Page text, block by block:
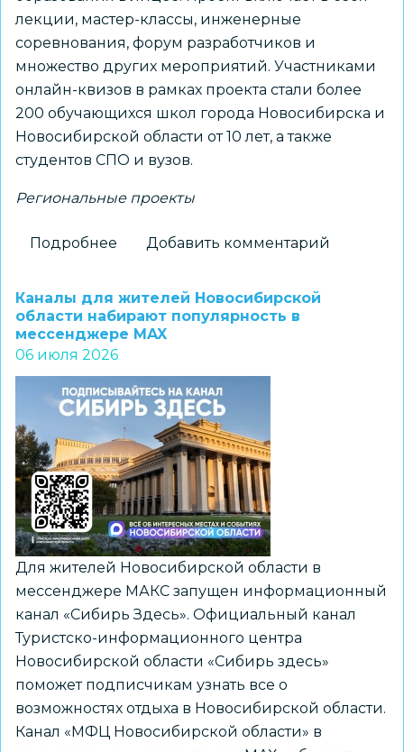
лекции, мастер-классы, инженерные
соревнования, форум разработчиков и
множество других мероприятий. Участниками
онлайн-квизов в рамках проекта стали более
200 обучающихся школ города Новосибирска и
Новосибирской области от 10 лет, а также
студентов СПО и вузов.
Региональные проекты
Подробнее
школьников
и
студентов
приняли
участие
в
проекте
«Небо
Первых»,
организатором
которого
выступил
лицей
№
176
Добавить комментарий
Каналы для жителей Новосибирской
области набирают популярность в
мессенджере MAX
06 июля 2026
Для жителей Новосибирской области в
мессенджере МАКС запущен информационный
канал «Сибирь Здесь». Официальный канал
Туристско-информационного центра
Новосибирской области «Сибирь здесь»
поможет подписчикам узнать все о
возможностях отдыха в Новосибирской области.
Канал «МФЦ Новосибирской области» в